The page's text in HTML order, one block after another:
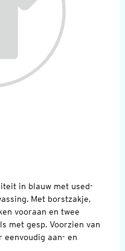
in blauw met used-
Met borstzakje,
vooraan en twee
met gesp. Voorzien van
eenvoudig aan- en